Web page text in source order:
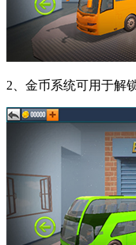
2、金币系统可用于解